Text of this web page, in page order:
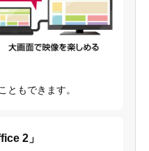
ともできます。
2」